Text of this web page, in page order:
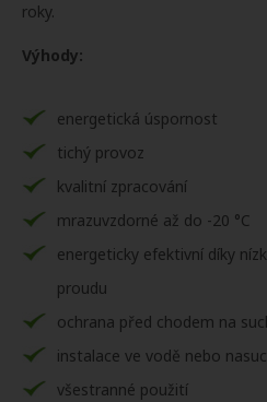
roky.
Výhody:
energetická úspornost
tichý provoz
kvalitní zpracování
mrazuvzdorné až do -20 °C
energeticky efektivní díky
proudu
ochrana před chodem na
instalace ve vodě nebo
všestranné použití